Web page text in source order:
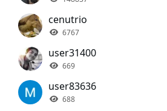
cenutrio
6767
user31400
669
user83636
688